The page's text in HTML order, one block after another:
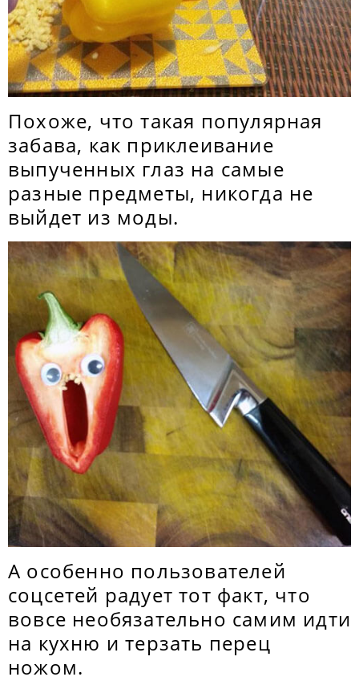
Похоже, что такая популярная
забава, как приклеивание
выпученных глаз на самые
разные предметы, никогда не
выйдет из моды.
А особенно пользователей
соцсетей радует тот факт, что
вовсе необязательно самим идти
на кухню и терзать перец
ножом.